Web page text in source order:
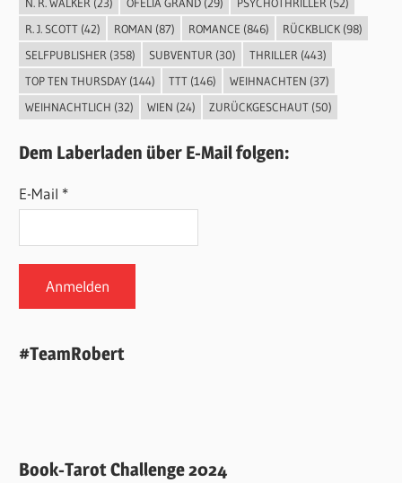
R. J. SCOTT(42) ROMAN (87) ROMANCE (846) RÜCKBLICK(98)
SELFPUBLISHER (358) SUBVENTUR (30) THRILLER (443)
TOP TEN THURSDAY(144) TTT(146) WEIHNACHTEN (37)
WEIHNACHTLICH (32) WIEN (24) ZURÜCKGESCHAUT(50)
Dem Laberladen über E-Mail folgen:
E-Mail *
#TeamRobert
Book-Tarot Challenge 2024